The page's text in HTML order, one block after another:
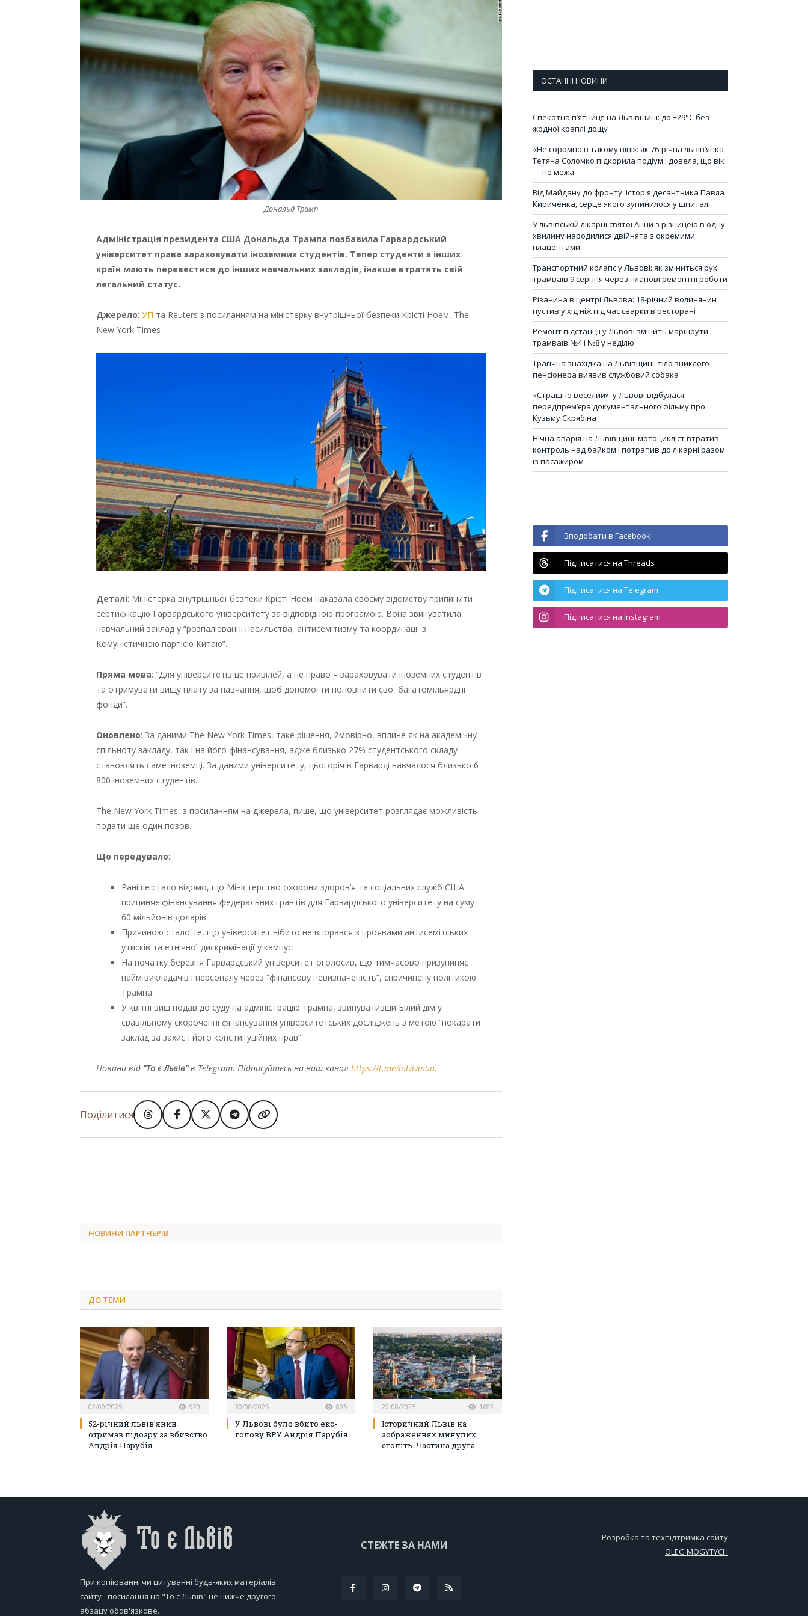
Дональд Трамп
Адміністрація президента США Дональда Трампа позбавила Гарвардський
університет права зараховувати іноземних студентів. Тепер студенти з інших
країн мають перевестися до інших навчальних закладів, інакше втратять свій
легальний статус.
Джерело:УП та Reuters з посиланням на міністерку внутрішньої безпеки Крісті Ноем, The
New York Times
Деталі: Міністерка внутрішньої безпеки Крісті Ноем наказала своєму відомству припинити
сертифікацію Гарвардського університету за відповідною програмою. Вона звинуватила
навчальний заклад у “розпалюванні насильства, антисемітизму та координації з
Комуністичною партією Китаю”.
Пряма мова: “Для університетів це привілей, а не право – зараховувати іноземних студентів
та отримувати вищу плату за навчання, щоб допомогти поповнити свої багатомільярдні
фонди”.
Оновлено: За даними The New York Times, таке рішення, ймовірно, вплине як на академічну
спільноту закладу, так і на його фінансування, адже близько 27% студентського складу
становлять саме іноземці. За даними університету, цьогоріч в Гарварді навчалося близько 6
800 іноземних студентів.
The New York Times, з посиланням на джерела, пише, що університет розглядає можливість
подати ще один позов.
Що передувало:
Раніше стало відомо, що Міністерство охорони здоров’я та соціальних служб США
припиняє фінансування федеральних грантів для Гарвардського університету на суму
60 мільйонів доларів.
Причиною стало те, що університет нібито не впорався з проявами антисемітських
утисків та етнічної дискримінації у кампусі.
На початку березня Гарвардський університет оголосив, що тимчасово призупиняє
найм викладачів і персоналу через “фінансову невизначеність”, спричинену політикою
Трампа.
У квітні виш подав до суду на адміністрацію Трампа, звинувативши Білий дім у
свавільному скороченні фінансування університетських досліджень з метою “покарати
заклад за захист його конституційних прав”.
Новини від "То є Львів"в Telegram. Підписуйтесь на наш каналhttps://t.me/inlvivinua.
Поділитися
НОВИНИ ПАРТНЕРІВ
ДО ТЕМИ
02/09/2025 929
52-річний львів’янин
отримав підозру за вбивство
Андрія Парубія
30/08/2025 895
У Львові було вбито екс-
голову ВРУ Андрія Парубія
22/08/2025 1682
Історичний Львів на
зображеннях минулих
століть. Частина друга
ОСТАННІ НОВИНИ
Спекотна п’ятниця на Львівщині: до +29°C без
жодної краплі дощу
«Не соромно в такому віці»: як 76-річна львів’янка
Тетяна Соломко підкорила подіум і довела, що вік
— не межа
Від Майдану до фронту: історія десантника Павла
Кириченка, серце якого зупинилося у шпиталі
У львівській лікарні святої Анни з різницею в одну
хвилину народилися двійнята з окремими
плацентами
Транспортний колапс у Львові: як зміниться рух
трамваїв 9 серпня через планові ремонтні роботи
Різанина в центрі Львова: 18-річний волинянин
пустив у хід ніж під час сварки в ресторані
Ремонт підстанції у Львові змінить маршрути
трамваїв №4 і №8 у неділю
Трагічна знахідка на Львівщині: тіло зниклого
пенсіонера виявив службовий собака
«Страшно веселий»: у Львові відбулася
передпрем’єра документального фільму про
Кузьму Скрябіна
Нічна аварія на Львівщині: мотоцикліст втратив
контроль над байком і потрапив до лікарні разом
із пасажиром
Вподобати в Facebook
Підписатися на Threads
Підписатися на Telegram
Підписатися на Instagram
При копіюванні чи цитуванні будь-яких матеріалів
сайту - посилання на "То є Львів" не нижче другого
абзацу обов'язкове.
СТЕЖТЕ ЗА НАМИ
Розробка та техпідтримка сайту
OLEG MOGYTYCH